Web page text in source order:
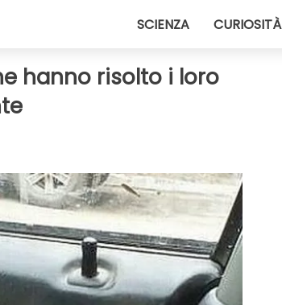
SCIENZA CURIOSITÀ
hanno risolto i loro